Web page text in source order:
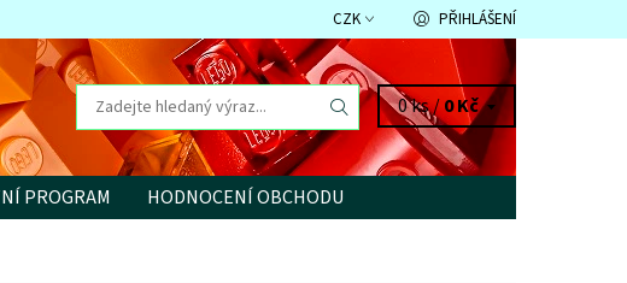
CZK PŘIHLÁŠENÍ
0 ks /0 Kč
PROGRAM
HODNOCENÍ OBCHODU